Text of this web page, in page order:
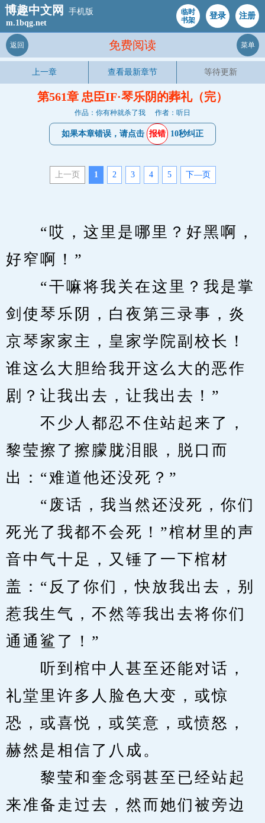
博趣中文网
手机版
m.1bqg.net
临时
书架
登录 注册
免费阅读
返回 菜单
上一章 查看最新章节 等待更新
第561章 忠臣IF·琴乐阴的葬礼（完）
作品：你有种就杀了我 作者：听日
如果本章错误，请点击 报错 10秒纠正
上一页 1 2 3 4 5 下—页
“哎，这里是哪里？好黑啊，
好窄啊！”
“干嘛将我关在这里？我是掌
剑使琴乐阴，白夜第三录事，炎
京琴家家主，皇家学院副校长！
谁这么大胆给我开这么大的恶作
剧？让我出去，让我出去！”
不少人都忍不住站起来了，
黎莹擦了擦朦胧泪眼，脱口而
出：“难道他还没死？”
“废话，我当然还没死，你们
死光了我都不会死！”棺材里的声
音中气十足，又锤了一下棺材
盖：“反了你们，快放我出去，别
惹我生气，不然等我出去将你们
通通鲨了！”
听到棺中人甚至还能对话，
礼堂里许多人脸色大变，或惊
恐，或喜悦，或笑意，或愤怒，
赫然是相信了八成。
黎莹和奎念弱甚至已经站起
来准备走过去，然而她们被旁边